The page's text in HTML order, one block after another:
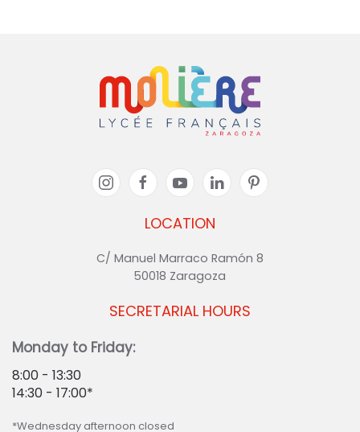
LOCATION
C/ Manuel Marraco Ramón 8
50018 Zaragoza
SECRETARIAL HOURS
Monday to Friday:
8:00 - 13:30
14:30 - 17:00*
*Wednesday afternoon closed